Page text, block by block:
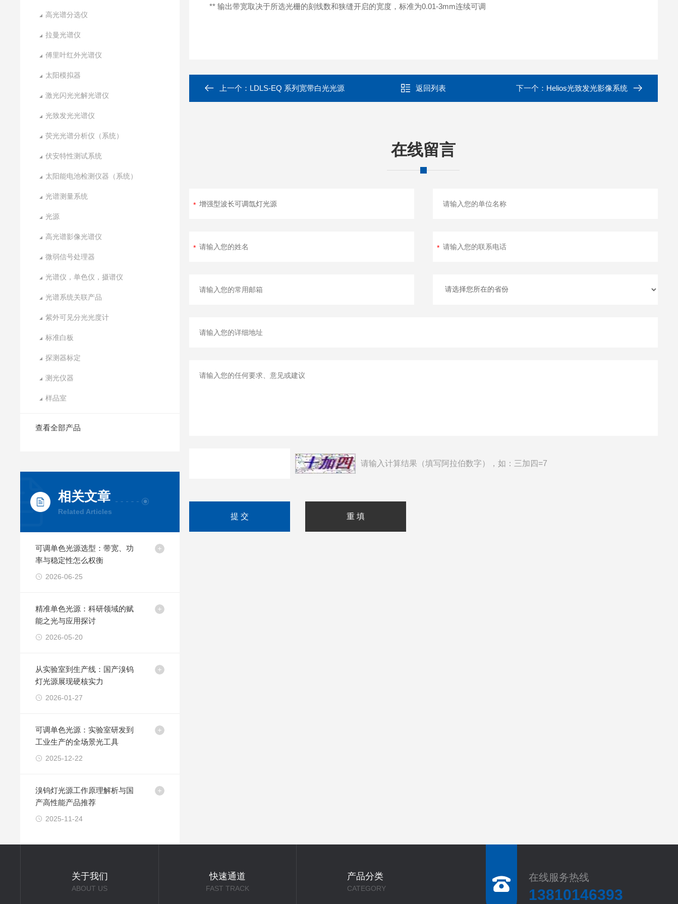
高光谱分选仪
拉曼光谱仪
傅里叶红外光谱仪
太阳模拟器
激光闪光光解光谱仪
光致发光光谱仪
荧光光谱分析仪（系统）
伏安特性测试系统
太阳能电池检测仪器（系统）
光谱测量系统
光源
高光谱影像光谱仪
微弱信号处理器
光谱仪，单色仪，摄谱仪
光谱系统关联产品
紫外可见分光光度计
标准白板
探测器标定
测光仪器
样品室
查看全部产品
相关文章
Related Articles
可调单色光源选型：带宽、功
率与稳定性怎么权衡
2026-06-25
精准单色光源：科研领域的赋
能之光与应用探讨
2026-05-20
从实验室到生产线：国产溴钨
灯光源展现硬核实力
2026-01-27
可调单色光源：实验室研发到
工业生产的全场景光工具
2025-12-22
溴钨灯光源工作原理解析与国
产高性能产品推荐
2025-11-24
** 输出带宽取决于所选光栅的刻线数和狭缝开启的宽度，标准为0.01-3mm连续可调
上一个： LDLS-EQ 系列宽带白光光源 返回列表 下一个： Helios光致发光影像系统
在线留言
请输入计算结果（填写阿拉伯数字），如：三加四=7
关于我们
ABOUT US
快速通道
FAST TRACK
产品分类
CATEGORY
在线服务热线
13810146393